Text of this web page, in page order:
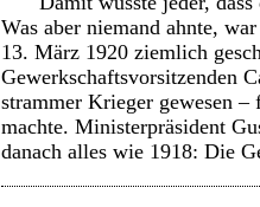
Was aber niemand ahnte,
13. März 1920 ziemlich
Gewerkschaftsvorsitzenden
strammer Krieger gewesen
machte. Ministerpräsident
danach alles wie 1918: Die